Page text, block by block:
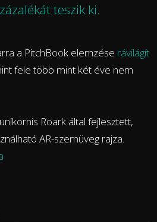
teszik ki.
a PitchBook elemzése rávilágít
fele több mint két éve nem
Roark által fejlesztett,
AR-szemüveg rajza.